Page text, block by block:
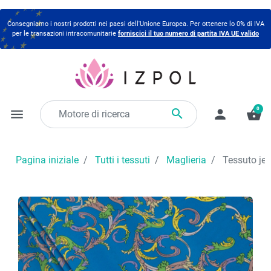
Consegniamo i nostri prodotti nei paesi dell'Unione Europea. Per ottenere lo 0% di IVA
per le transazioni intracomunitarie forniscici il tuo numero di partita IVA UE valido
menu  person shopping_basket
0
Pagina iniziale Tutti i tessuti Maglieria Tessuto